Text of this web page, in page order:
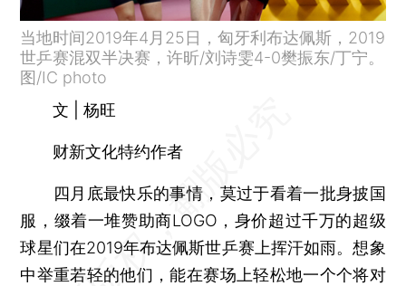
当地时间2019年4月25日，匈牙利布达佩斯，2019
世乒赛混双半决赛，许昕/刘诗雯4-0樊振东/丁宁。
图/IC photo
文 | 杨旺
财新文化特约作者
四月底最快乐的事情，莫过于看着一批身披国
服，缀着一堆赞助商LOGO，身价超过千万的超级
球星们在2019年布达佩斯世乒赛上挥汗如雨。想象
中举重若轻的他们，能在赛场上轻松地一个个将对